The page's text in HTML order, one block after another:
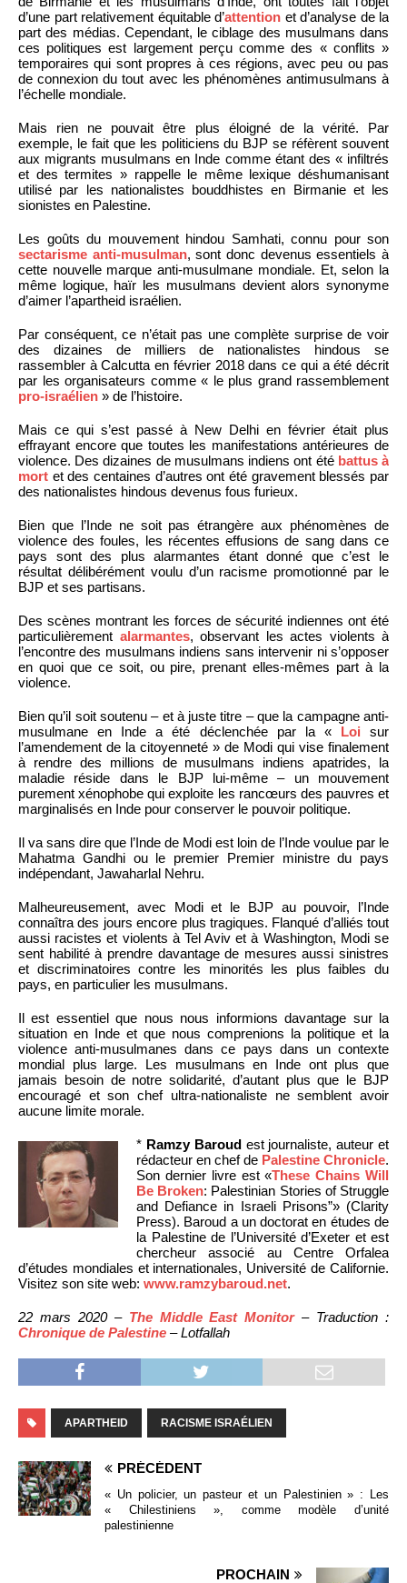
d’une part relativement équitable d’attention et d’analyse de la
part des médias. Cependant, le ciblage des musulmans dans
ces politiques est largement perçu comme des « conflits »
temporaires qui sont propres à ces régions, avec peu ou pas
de connexion du tout avec les phénomènes antimusulmans à
l’échelle mondiale.
Mais rien ne pouvait être plus éloigné de la vérité. Par
exemple, le fait que les politiciens du BJP se réfèrent souvent
aux migrants musulmans en Inde comme étant des « infiltrés
et des termites » rappelle le même lexique déshumanisant
utilisé par les nationalistes bouddhistes en Birmanie et les
sionistes en Palestine.
Les goûts du mouvement hindou Samhati, connu pour son
sectarisme anti-musulman, sont donc devenus essentiels à
cette nouvelle marque anti-musulmane mondiale. Et, selon la
même logique, haïr les musulmans devient alors synonyme
d’aimer l’apartheid israélien.
Par conséquent, ce n’était pas une complète surprise de voir
des dizaines de milliers de nationalistes hindous se
rassembler à Calcutta en février 2018 dans ce qui a été décrit
par les organisateurs comme « le plus grand rassemblement
pro-israélien » de l’histoire.
Mais ce qui s’est passé à New Delhi en février était plus
effrayant encore que toutes les manifestations antérieures de
violence. Des dizaines de musulmans indiens ont été battus à
mort et des centaines d’autres ont été gravement blessés par
des nationalistes hindous devenus fous furieux.
Bien que l’Inde ne soit pas étrangère aux phénomènes de
violence des foules, les récentes effusions de sang dans ce
pays sont des plus alarmantes étant donné que c’est le
résultat délibérément voulu d’un racisme promotionné par le
BJP et ses partisans.
Des scènes montrant les forces de sécurité indiennes ont été
particulièrement alarmantes, observant les actes violents à
l’encontre des musulmans indiens sans intervenir ni s’opposer
en quoi que ce soit, ou pire, prenant elles-mêmes part à la
violence.
Bien qu’il soit soutenu – et à juste titre – que la campagne anti-
musulmane en Inde a été déclenchée par la « Loi sur
l’amendement de la citoyenneté » de Modi qui vise finalement
à rendre des millions de musulmans indiens apatrides, la
maladie réside dans le BJP lui-même – un mouvement
purement xénophobe qui exploite les rancœurs des pauvres et
marginalisés en Inde pour conserver le pouvoir politique.
Il va sans dire que l’Inde de Modi est loin de l’Inde voulue par le
Mahatma Gandhi ou le premier Premier ministre du pays
indépendant, Jawaharlal Nehru.
Malheureusement, avec Modi et le BJP au pouvoir, l’Inde
connaîtra des jours encore plus tragiques. Flanqué d’alliés tout
aussi racistes et violents à Tel Aviv et à Washington, Modi se
sent habilité à prendre davantage de mesures aussi sinistres
et discriminatoires contre les minorités les plus faibles du
pays, en particulier les musulmans.
Il est essentiel que nous nous informions davantage sur la
situation en Inde et que nous comprenions la politique et la
violence anti-musulmanes dans ce pays dans un contexte
mondial plus large. Les musulmans en Inde ont plus que
jamais besoin de notre solidarité, d’autant plus que le BJP
encouragé et son chef ultra-nationaliste ne semblent avoir
aucune limite morale.
* Ramzy Baroudest journaliste, auteur et
rédacteur en chef de Palestine Chronicle.
Son dernier livre est «These Chains Will
Be Broken: Palestinian Stories of Struggle
and Defiance in Israeli Prisons”» (Clarity
Press). Baroud a un doctorat en études de
la Palestine de l’Université d’Exeter et est
chercheur associé au Centre Orfalea
d’études mondiales et internationales, Université de Californie.
Visitez son site web: www.ramzybaroud.net.
22 mars 2020 – The Middle East Monitor– Traduction :
Chronique de Palestine – Lotfallah
APARTHEID RACISME ISRAÉLIEN
PRÉCÉDENT
« Un policier, un pasteur et un Palestinien » : Les
« Chilestiniens », comme modèle d’unité
palestinienne
PROCHAIN